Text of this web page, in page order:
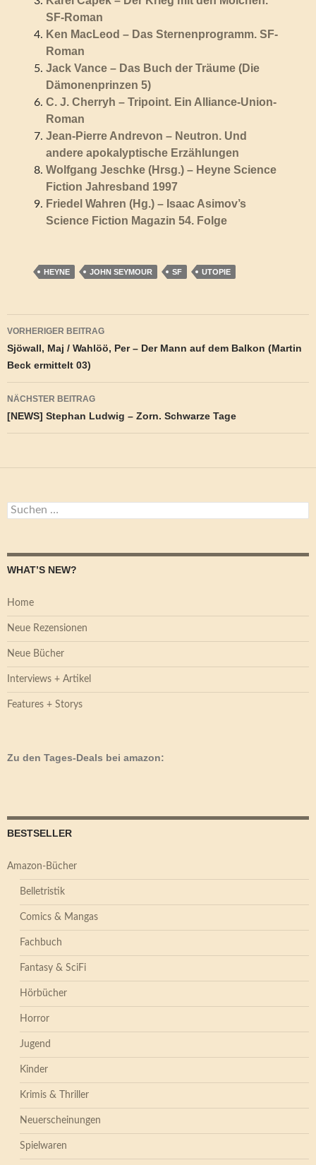
SF-Roman
Ken MacLeod – Das Sternenprogramm. SF-
Roman
Jack Vance – Das Buch der Träume (Die
Dämonenprinzen 5)
C. J. Cherryh – Tripoint. Ein Alliance-Union-
Roman
Jean-Pierre Andrevon – Neutron. Und
andere apokalyptische Erzählungen
Wolfgang Jeschke (Hrsg.) – Heyne Science
Fiction Jahresband 1997
Friedel Wahren (Hg.) – Isaac Asimov’s
Science Fiction Magazin 54. Folge
HEYNE JOHN SEYMOUR SF UTOPIE
Beitragsnavigation
VORHERIGER BEITRAG
Sjöwall, Maj / Wahlöö, Per – Der Mann auf dem Balkon (Martin
Beck ermittelt 03)
NÄCHSTER BEITRAG
[NEWS] Stephan Ludwig – Zorn. Schwarze Tage
Suchen
nach:
WHAT’S NEW?
Home
Neue Rezensionen
Neue Bücher
Interviews + Artikel
Features + Storys
Zu den Tages-Deals bei amazon:
BESTSELLER
Amazon-Bücher
Belletristik
Comics & Mangas
Fachbuch
Fantasy & SciFi
Hörbücher
Horror
Jugend
Kinder
Krimis & Thriller
Neuerscheinungen
Spielwaren